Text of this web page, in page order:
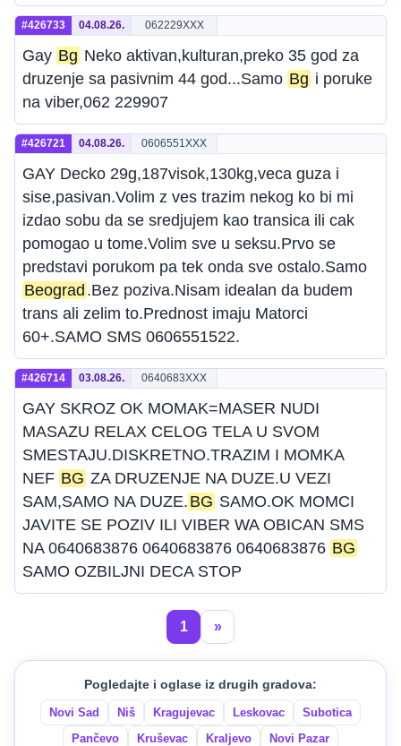
#426733 04.08.26. 062229XXX
Gay Bg Neko aktivan,kulturan,preko 35 god za
druzenje sa pasivnim 44 god...Samo Bg i poruke
na viber,062 229907
#426721 04.08.26. 0606551XXX
GAY Decko 29g,187visok,130kg,veca guza i
sise,pasivan.Volim z ves trazim nekog ko bi mi
izdao sobu da se sredjujem kao transica ili cak
pomogao u tome.Volim sve u seksu.Prvo se
predstavi porukom pa tek onda sve ostalo.Samo
Beograd .Bez poziva.Nisam idealan da budem
trans ali zelim to.Prednost imaju Matorci
60+.SAMO SMS 0606551522.
#426714 03.08.26. 0640683XXX
GAY SKROZ OK MOMAK=MASER NUDI
MASAZU RELAX CELOG TELA U SVOM
SMESTAJU.DISKRETNO.TRAZIM I MOMKA
NEF BG ZA DRUZENJE NA DUZE.U VEZI
SAM,SAMO NA DUZE. BG SAMO.OK MOMCI
JAVITE SE POZIV ILI VIBER WA OBICAN SMS
NA 0640683876 0640683876 0640683876 BG
SAMO OZBILJNI DECA STOP
1 »
Pogledajte i oglase iz drugih gradova:
Novi Sad Niš Kragujevac Leskovac
Subotica
Pančevo
Kruševac Kraljevo
Novi Pazar